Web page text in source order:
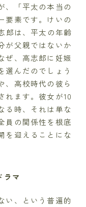
、「平太の本当の
要素です。けいの
郎は、平太の年齢
が父親ではないか
ぜ、高志郎に妊娠
選んだのでしょう
、高校時代の彼ら
れます。彼女が10
る時、それは単な
員の関係性を根底
を迎えることにな
ラマ
い、という普遍的